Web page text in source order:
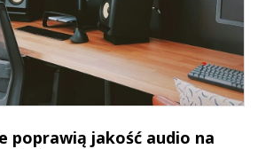
poprawią jakość audio na